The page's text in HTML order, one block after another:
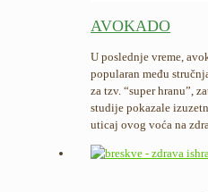
AVOKADO
U poslednje vreme,
popularan među
za tzv. “super hranu”,
studije pokazale
uticaj ovog voća na